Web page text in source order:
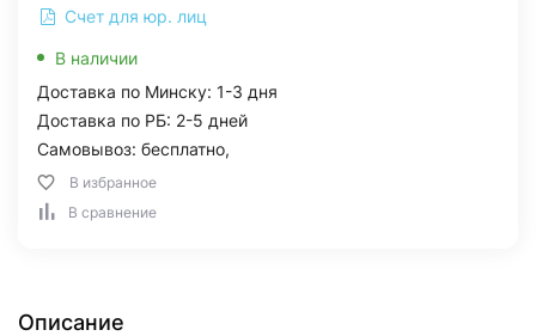
Счет для юр. лиц
В наличии
Доставка по Минску: 1-3 дня
Доставка по РБ: 2-5 дней
Самовывоз: бесплатно,
В избранное
В сравнение
Описание